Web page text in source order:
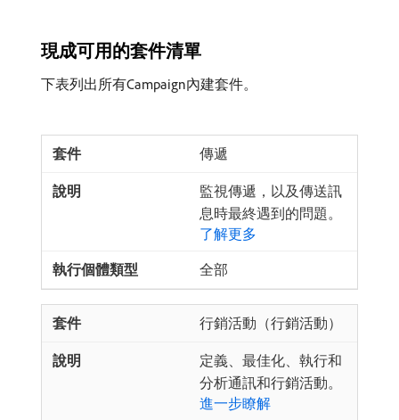
現成可用的套件清單
下表列出所有Campaign內建套件。
傳遞
監視傳遞，以及傳送訊
息時最終遇到的問題。
了解更多
全部
行銷活動（行銷活動）
定義、最佳化、執行和
分析通訊和行銷活動。
進一步瞭解